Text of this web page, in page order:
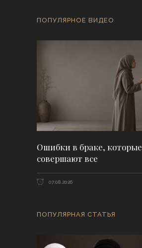
ПОПУЛЯРНОЕ ВИДЕО
Ошибки в браке, которые
совершают все
07.08.2026
ПОПУЛЯРНАЯ СТАТЬЯ